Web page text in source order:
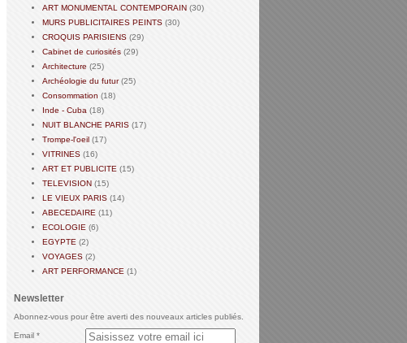
ART MONUMENTAL CONTEMPORAIN (30)
MURS PUBLICITAIRES PEINTS (30)
CROQUIS PARISIENS (29)
Cabinet de curiosités (29)
Architecture (25)
Archéologie du futur(25)
Consommation (18)
Inde - Cuba (18)
NUIT BLANCHE PARIS (17)
Trompe-l'oeil (17)
VITRINES (16)
ART ET PUBLICITE (15)
TELEVISION (15)
LE VIEUX PARIS (14)
ABECEDAIRE (11)
ECOLOGIE (6)
EGYPTE (2)
VOYAGES (2)
ART PERFORMANCE (1)
Newsletter
Abonnez-vous pour être averti des nouveaux articles publiés.
Email